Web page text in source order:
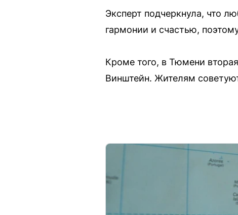
Эксперт подчеркнула, что
гармонии и счастью,
Кроме того, в Тюмени
Винштейн. Жителям